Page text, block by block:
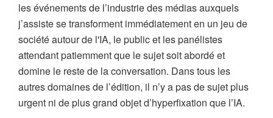
les événements de l’industrie des médias auxquels
j’assiste se transforment immédiatement en un jeu de
société autour de l'IA, le public et les panélistes
attendant patiemment que le sujet soit abordé et
domine le reste de la conversation. Dans tous les
autres domaines de l’édition, il n’y a pas de sujet plus
urgent ni de plus grand objet d’hyperfixation que l’IA.